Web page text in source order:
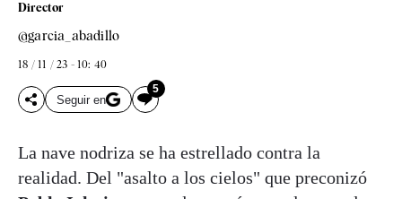
Director
@garcia_abadillo
18 / 11 / 23 - 10: 40
Seguir en
5
La nave nodriza se ha estrellado contra la
realidad. Del "asalto a los cielos" que preconizó